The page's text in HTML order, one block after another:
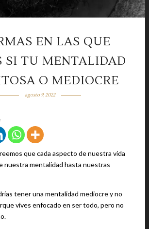
EN LAS QUE
SI TU MENTALIDAD
O MEDIOCRE
agosto 9, 2022
que cada aspecto de nuestra vida
nuestra mentalidad hasta nuestras
tener una mentalidad mediocre y no
vives enfocado en ser todo, pero no